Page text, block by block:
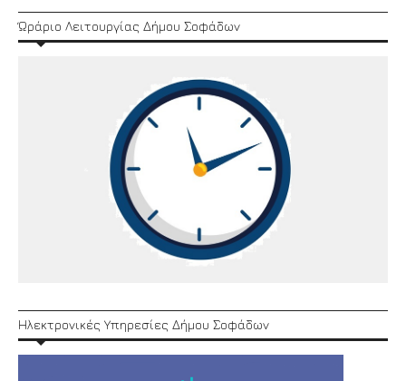
Ώράριο Λειτουργίας Δήμου Σοφάδων
Ηλεκτρονικές Υπηρεσίες Δήμου Σοφάδων